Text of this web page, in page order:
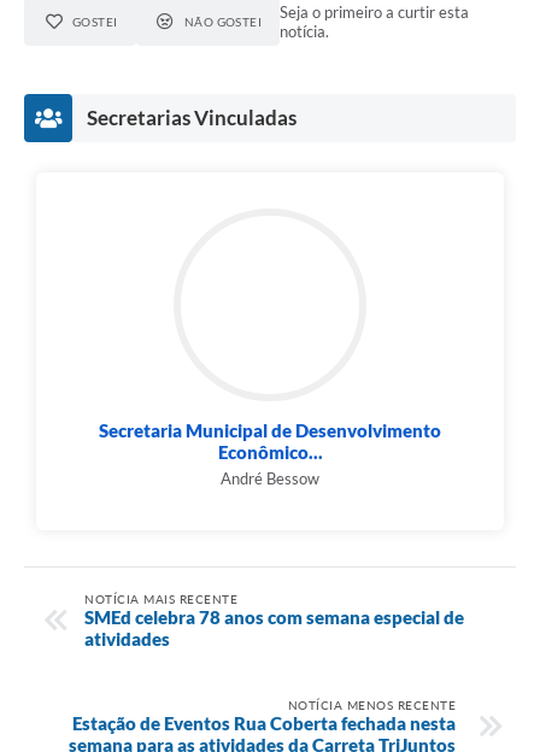
GOSTEI NÃO GOSTEI
Seja o primeiro a curtir esta
notícia.
Secretarias Vinculadas
Secretaria Municipal de Desenvolvimento
Econômico...
André Bessow
NOTÍCIA MAIS RECENTE
SMEd celebra 78 anos com semana especial de
atividades
NOTÍCIA MENOS RECENTE
Estação de Eventos Rua Coberta fechada nesta
semana para as atividades da Carreta TriJuntos